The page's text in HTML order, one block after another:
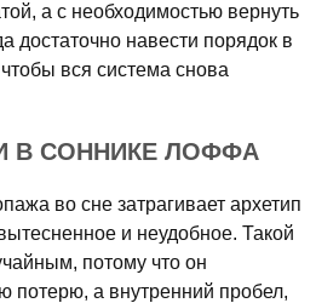
а с необходимостью вернуть
достаточно навести порядок в
вся система снова
В СОННИКЕ ЛОФФА
во сне затрагивает архетип
и неудобное. Такой
потому что он
потерю, а внутренний пробел,